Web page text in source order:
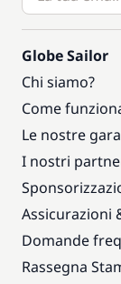
Globe Sailor
Chi siamo?
Come
Le nostre
I nostri
Assicurazioni
Domande
Rassegna